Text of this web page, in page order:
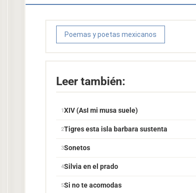
Poemas y poetas mexicanos
Leer también:
XIV (AsI mi musa suele)
Tigres esta isla barbara sustenta
Sonetos
Silvia en el prado
Si no te acomodas